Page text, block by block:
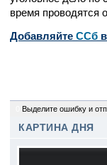
время проводятся
Добавляйте CСб
Выделите ошибку и
КАРТИНА ДНЯ